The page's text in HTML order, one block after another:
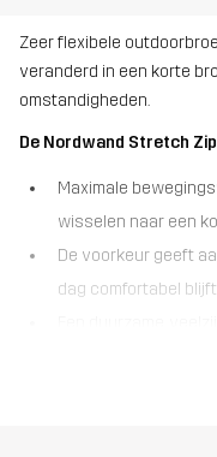
Zeer flexibele
veranderd in een korte
omstandigheden.
De Nordwand Stretch
Maximale
wisselen naar een
De voorkeur geeft
dag comfortabel